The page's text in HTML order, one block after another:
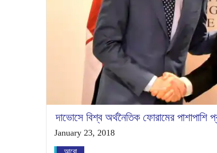
দাভোসে বিশ্ব অর্থনৈতিক ফোরামের পাশাপাশি
January 23, 2018
আরো